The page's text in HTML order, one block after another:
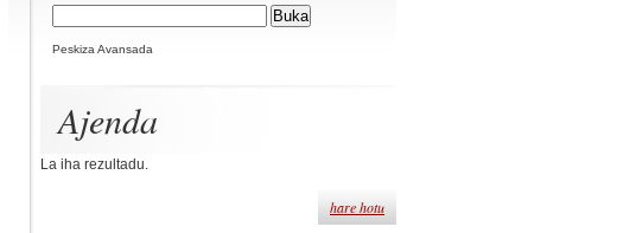
Peskiza Avansada
Ajenda
La iha rezultadu.
hare hotu